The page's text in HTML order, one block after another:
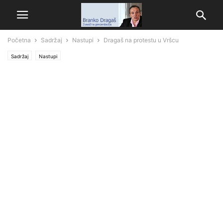
Početna Sadržaj Nastupi Dragaš na protestu u Vršcu
Sadržaj Nastupi